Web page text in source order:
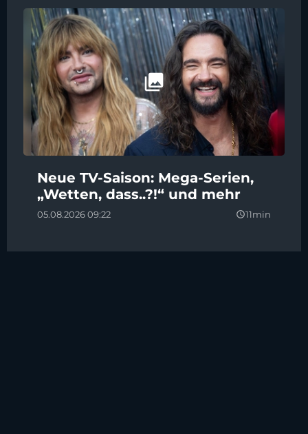
Neue TV-Saison: Mega-Serien,
„Wetten, dass..?!“ und mehr
05.08.2026 09:22 query_builder11min